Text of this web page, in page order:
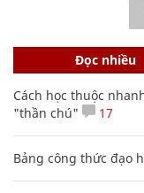
Đọc nhiều
Cách học thuộc
"thần chú"
17
Bảng công thức đạo